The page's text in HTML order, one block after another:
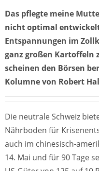
Das pflegte meine
nicht optimal
Entspannungen im
ganz großen Kartoffeln
scheinen den Börsen
Kolumne von Robert
Die neutrale Schweiz
Nährboden für
auch im chinesisch-
14. Mai und für 90 Tage